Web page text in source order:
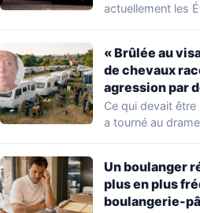
actuellement les
« Brûlée au
de chevaux
agression par
Ce qui devait
a tourné au
Un boulanger
plus en plus
boulangerie-